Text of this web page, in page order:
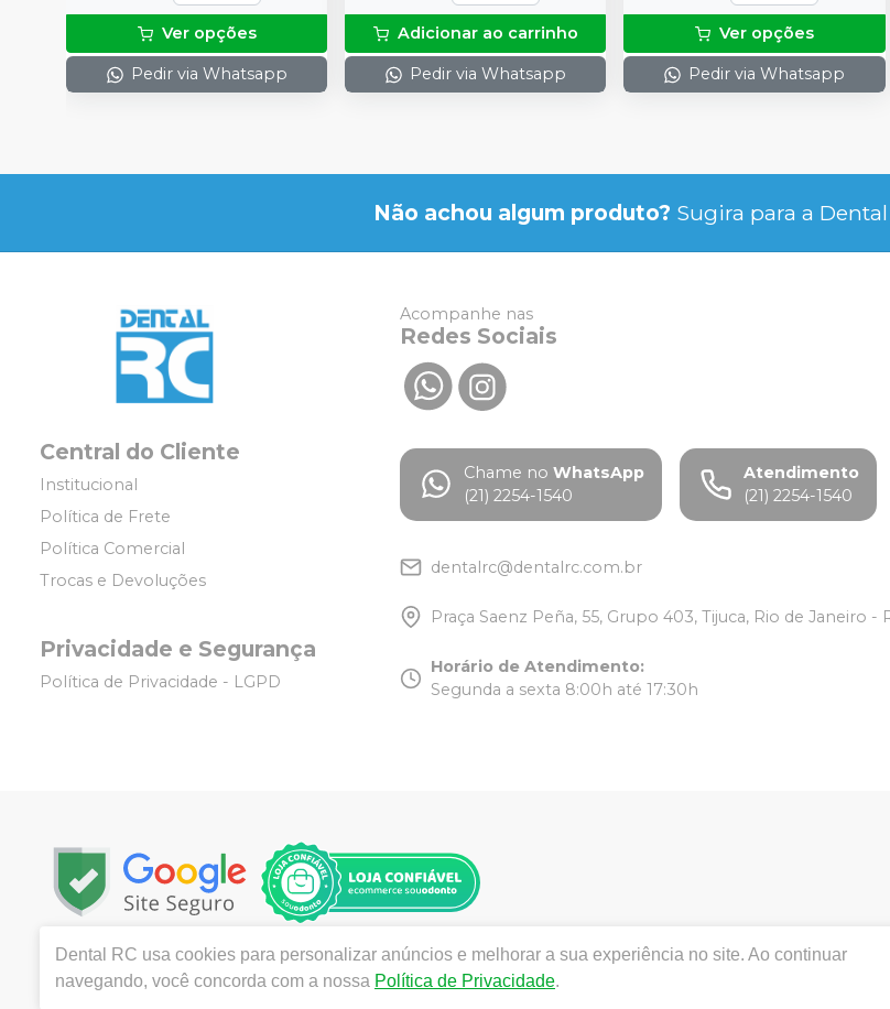
Ver opções
Pedir via Whatsapp
Adicionar ao carrinho
Pedir via Whatsapp
Ver opções
Pedir via Whatsapp
Não achou algum produto? Sugira para a Dental
Central do Cliente
Institucional
Política de Frete
Política Comercial
Trocas e Devoluções
Privacidade e Segurança
Política de Privacidade - LGPD
Acompanhe nas
Redes Sociais
Chame no WhatsApp
(21) 2254-1540
Atendimento
(21) 2254-1540
dentalrc@dentalrc.com.br
Praça Saenz Peña, 55, Grupo 403, Tijuca, Rio de Janeiro -
Horário de Atendimento:
Segunda a sexta 8:00h até 17:30h
Copyright © 2025 | Todos os direitos reservados | www.dentalrc.com.br | RC MATERIAL
Tijuca - Rio de Janeiro - RJ | Responsável técnico: RAFAELLA MARQUES IGREJA DOS SANTOS CRO/RJ
Dental RC usa cookies para personalizar anúncios e melhorar a sua experiência no site. Ao continuar
navegando, você concorda com a nossa Política de Privacidade.